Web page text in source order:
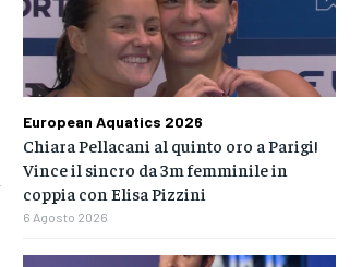
European Aquatics 2026
Chiara Pellacani al quinto oro a Parigi!
Vince il sincro da 3m femminile in
coppia con Elisa Pizzini
6 Agosto 2026